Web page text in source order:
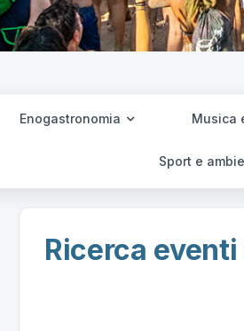
Enogastronomia Musica
Sport e
Ricerca